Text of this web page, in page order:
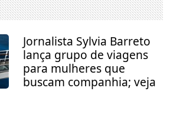
Jornalista Sylvia Barreto
lança grupo de viagens
para mulheres que
buscam companhia; veja